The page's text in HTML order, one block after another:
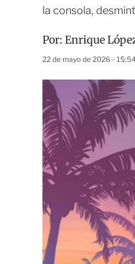
la consola,
Por: Enrique
22 de mayo de 2026 -